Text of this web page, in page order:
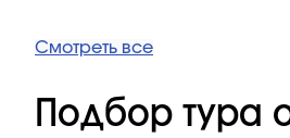
Смотреть все
Подбор тура